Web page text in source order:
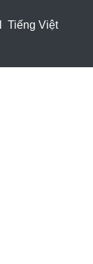
Tiếng Việt